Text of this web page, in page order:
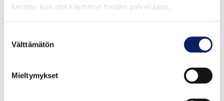
kerätty, kun olet käyttänyt heidän palvelujaan.
valinta
Välttämätön
Mieltymykset